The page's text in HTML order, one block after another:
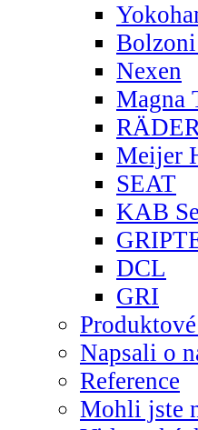
Nexen
Magna
Meijer
SEAT
KAB
DCL
GRI
Napsali o
Reference
Mohli jste